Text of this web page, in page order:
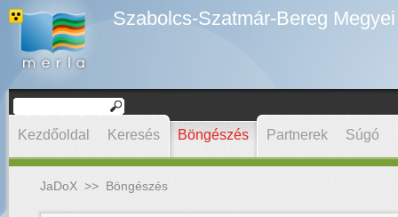
Szabolcs-Szatmár-Bereg
Kezdőoldal Keresés Böngészés Partnerek Súgó
JaDoX>> Böngészés